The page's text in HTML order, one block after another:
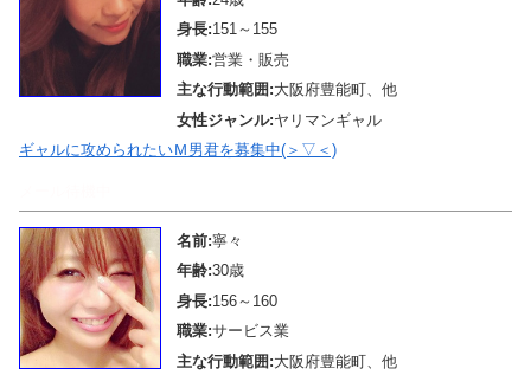
身長:151～155
職業:営業・販売
主な行動範囲:大阪府豊能町、他
女性ジャンル:ヤリマンギャル
ギャルに攻められたいＭ男君を募集中(＞▽＜)
名前:寧々
年齢:30歳
身長:156～160
職業:サービス業
主な行動範囲:大阪府豊能町、他